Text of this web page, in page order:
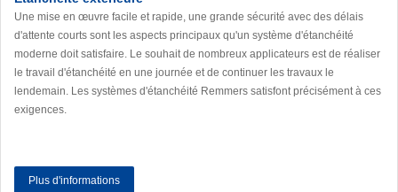
Une mise en œuvre facile et rapide, une grande sécurité avec des délais
d'attente courts sont les aspects principaux qu'un système d'étanchéité
moderne doit satisfaire. Le souhait de nombreux applicateurs est de réaliser
le travail d'étanchéité en une journée et de continuer les travaux le
lendemain. Les systèmes d'étanchéité Remmers satisfont précisément à ces
exigences.
Plus d'informations